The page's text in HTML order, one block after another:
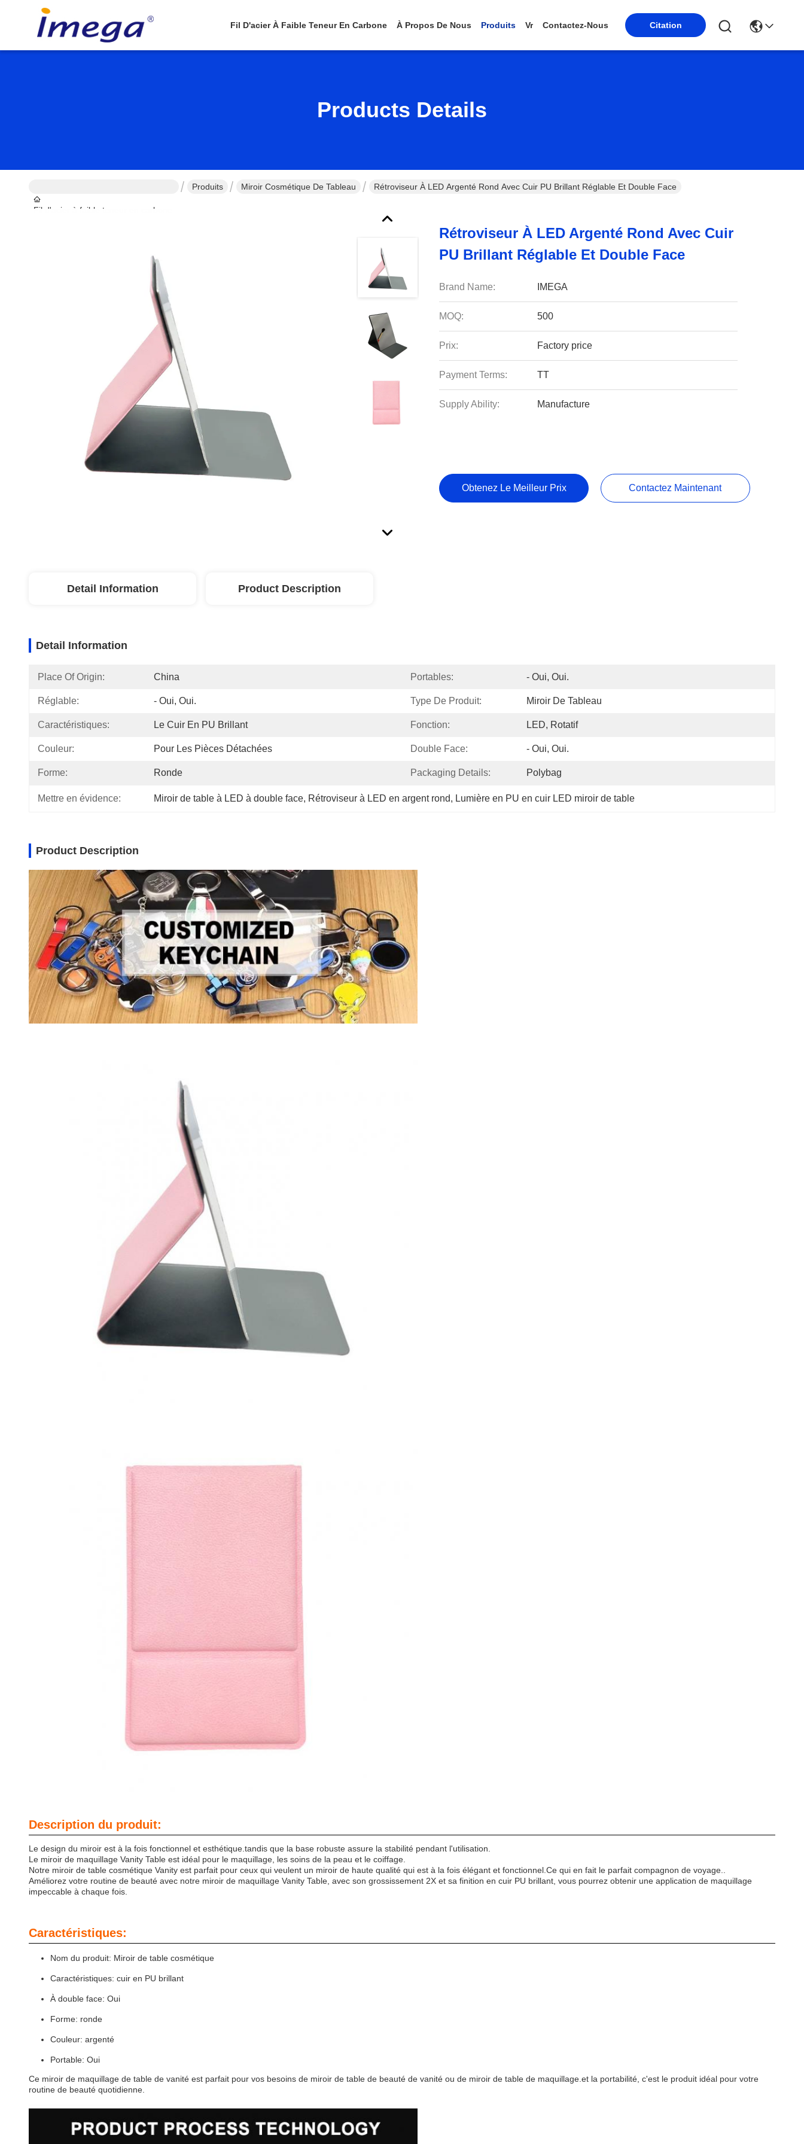
Fil D'acier À Faible Teneur En Carbone À Propos De Nous Produits Vr Contactez-Nous Citation
Products Details
Fil d'acier à faible teneur en carbone
Produits Miroir Cosmétique De Tableau Rétroviseur À LED Argenté Rond Avec Cuir PU Brillant Réglable Et Double Face
Rétroviseur À LED Argenté Rond Avec Cuir
PU Brillant Réglable Et Double Face
Brand Name: IMEGA
MOQ: 500
Prix: Factory price
Payment Terms: TT
Supply Ability: Manufacture
Obtenez Le Meilleur Prix Contactez Maintenant
Detail Information Product Description
Detail Information
Place Of Origin: China Portables: - Oui, Oui.
Réglable: - Oui, Oui. Type De Produit: Miroir De Tableau
Caractéristiques: Le Cuir En PU Brillant Fonction: LED, Rotatif
Couleur: Pour Les Pièces Détachées Double Face: - Oui, Oui.
Forme: Ronde Packaging Details: Polybag
Mettre en évidence: Miroir de table à LED à double face, Rétroviseur à LED en argent rond, Lumière en PU en cuir LED miroir de table
Product Description
Description du produit:
Le design du miroir est à la fois fonctionnel et esthétique.tandis que la base robuste assure la stabilité pendant l'utilisation.
Le miroir de maquillage Vanity Table est idéal pour le maquillage, les soins de la peau et le coiffage.
Notre miroir de table cosmétique Vanity est parfait pour ceux qui veulent un miroir de haute qualité qui est à la fois élégant et fonctionnel.Ce qui en fait le parfait compagnon de voyage..
Améliorez votre routine de beauté avec notre miroir de maquillage Vanity Table, avec son grossissement 2X et sa finition en cuir PU brillant, vous pourrez obtenir une application de maquillage
impeccable à chaque fois.
Caractéristiques:
Nom du produit: Miroir de table cosmétique
Caractéristiques: cuir en PU brillant
À double face: Oui
Forme: ronde
Couleur: argenté
Portable: Oui
Ce miroir de maquillage de table de vanité est parfait pour vos besoins de miroir de table de beauté de vanité ou de miroir de table de maquillage.et la portabilité, c'est le produit idéal pour votre
routine de beauté quotidienne.